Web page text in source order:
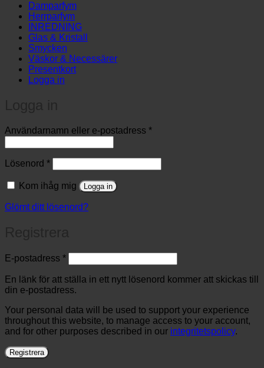
Damparfym
Herrparfym
INREDNING
Glas & Kristall
Smycken
Väskor & Necessärer
Presentkort
Logga in
Användarnamn eller e-postadress *Obligatoriskt
Lösenord *Obligatoriskt
Kom ihåg mig Logga in
Glömt ditt lösenord?
E-postadress *Obligatoriskt
En länk för att ställa in ett nytt lösenord kommer att skickas till
din e-postadress.
Your personal data will be used to support your experience
throughout this website, to manage access to your account,
and for other purposes described in our integritetspolicy.
Registrera